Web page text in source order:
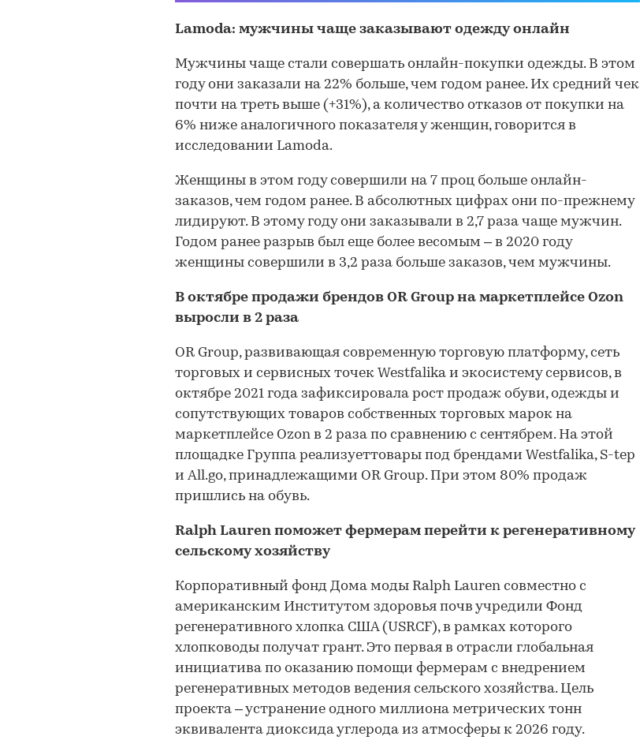
Lamoda: мужчины чаще заказывают одежду онлайн
Мужчины чаще стали совершать онлайн-покупки одежды. В этом
году они заказали на 22% больше, чем годом ранее. Их средний чек
почти на треть выше (+31%), а количество отказов от покупки на
6% ниже аналогичного показателя у женщин, говорится в
исследовании Lamoda.
Женщины в этом году совершили на 7 проц больше онлайн-
заказов, чем годом ранее. В абсолютных цифрах они по-прежнему
лидируют. В этому году они заказывали в 2,7 раза чаще мужчин.
Годом ранее разрыв был еще более весомым – в 2020 году
женщины совершили в 3,2 раза больше заказов, чем мужчины.
В октябре продажи брендов OR Group на маркетплейсе Ozon
выросли в 2 раза
OR Group, развивающая современную торговую платформу, сеть
торговых и сервисных точек Westfalika и экосистему сервисов, в
октябре 2021 года зафиксировала рост продаж обуви, одежды и
сопутствующих товаров собственных торговых марок на
маркетплейсе Ozon в 2 раза по сравнению с сентябрем. На этой
площадке Группа реализуеттовары под брендами Westfalika, S-tep
и All.go, принадлежащими OR Group. При этом 80% продаж
пришлись на обувь.
Ralph Lauren поможет фермерам перейти к регенеративному
сельскому хозяйству
Корпоративный фонд Дома моды Ralph Lauren совместно с
американским Институтом здоровья почв учредили Фонд
регенеративного хлопка США (USRCF), в рамках которого
хлопководы получат грант. Это первая в отрасли глобальная
инициатива по оказанию помощи фермерам с внедрением
регенеративных методов ведения сельского хозяйства. Цель
проекта – устранение одного миллиона метрических тонн
эквивалента диоксида углерода из атмосферы к 2026 году.